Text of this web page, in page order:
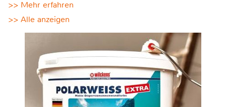
>> Mehr erfahren
>> Alle anzeigen